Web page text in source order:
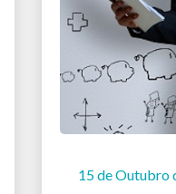
15 de Outubro